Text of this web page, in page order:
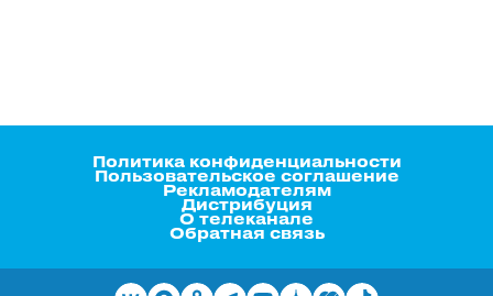
Политика конфиденциальности
Пользовательское соглашение
Рекламодателям
Дистрибуция
О телеканале
Обратная связь